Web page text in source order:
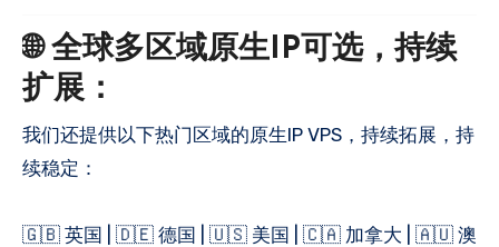
🌐 全球多区域原生IP可选，持续
扩展：
我们还提供以下热门区域的原生IP VPS，持续拓展，持
续稳定：
🇬🇧 英国 | 🇩🇪 德国 | 🇺🇸 美国 | 🇨🇦 加拿大 | 🇦🇺 澳